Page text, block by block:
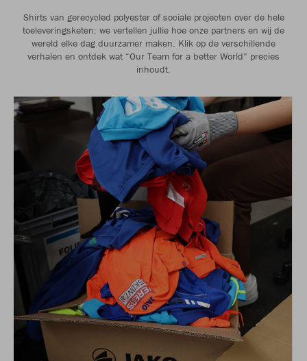
Shirts van gerecycled polyester of sociale projecten over de hele
toeleveringsketen: we vertellen jullie hoe onze partners en wij de
wereld elke dag duurzamer maken. Klik op de verschillende
verhalen en ontdek wat “Our Team for a better World” precies
inhoudt.